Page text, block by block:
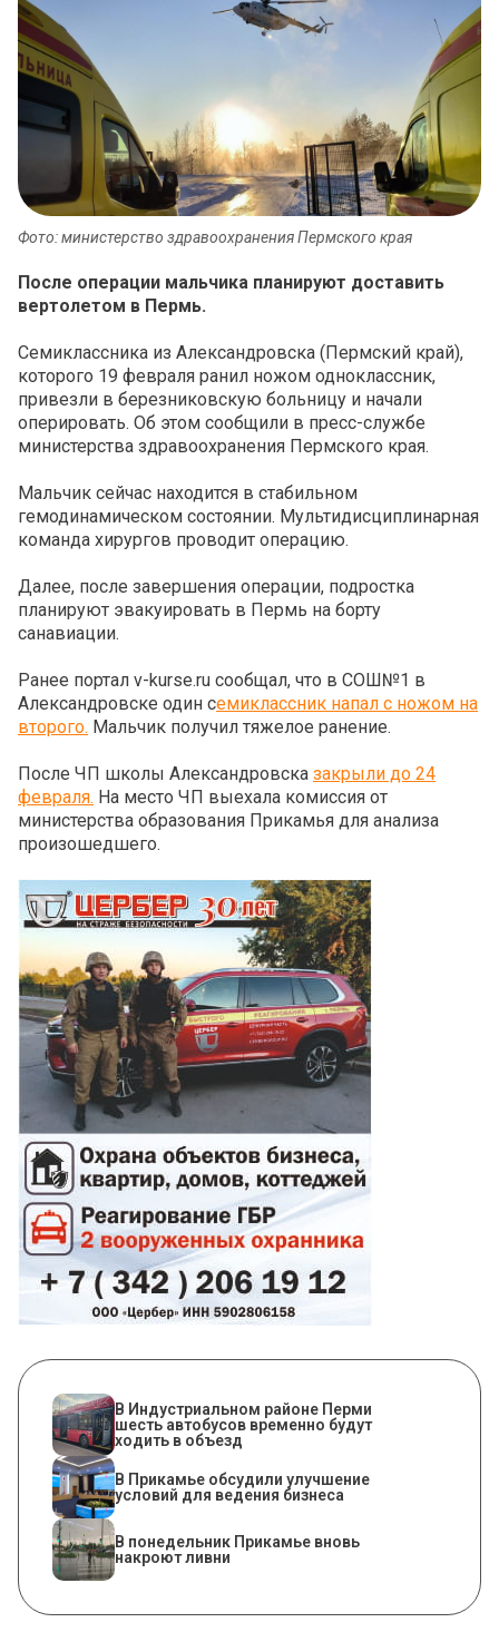
Фото: министерство здравоохранения Пермского края
После операции мальчика планируют доставить
вертолетом в Пермь.
Семиклассника из Александровска (Пермский край),
которого 19 февраля ранил ножом одноклассник,
привезли в березниковскую больницу и начали
оперировать. Об этом сообщили в пресс-службе
министерства здравоохранения Пермского края.
Мальчик сейчас находится в стабильном
гемодинамическом состоянии. Мультидисциплинарная
команда хирургов проводит операцию.
Далее, после завершения операции, подростка
планируют эвакуировать в Пермь на борту
санавиации.
Ранее портал v-kurse.ru сообщал, что в СОШ№1 в
Александровске один семиклассник напал с ножом на
второго. Мальчик получил тяжелое ранение.
После ЧП школы Александровска закрыли до 24
февраля. На место ЧП выехала комиссия от
министерства образования Прикамья для анализа
произошедшего.
В Индустриальном районе Перми
шесть автобусов временно будут
ходить в объезд
В Прикамье обсудили улучшение
условий для ведения бизнеса
В понедельник Прикамье вновь
накроют ливни